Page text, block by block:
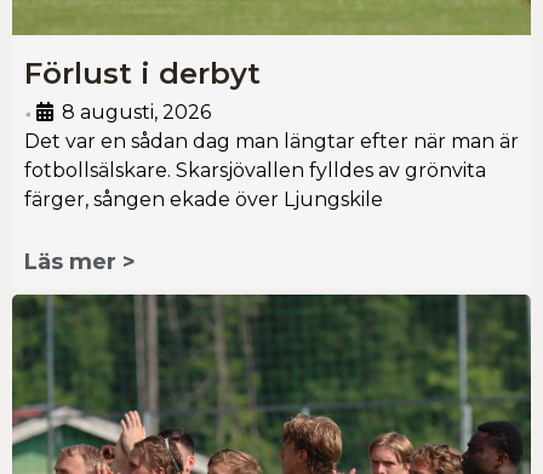
Förlust i derbyt
•
8 augusti, 2026
Det var en sådan dag man längtar efter när man är
fotbollsälskare. Skarsjövallen fylldes av grönvita
färger, sången ekade över Ljungskile
Läs mer >